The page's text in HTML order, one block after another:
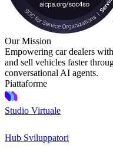
Our Mission
Empowering car dealers
and sell vehicles faster
conversational AI agents.
Piattaforme
Studio Virtuale
Hub Sviluppatori